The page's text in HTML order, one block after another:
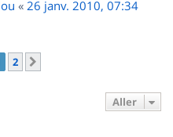
« 26 janv. 2010, 07:34
2
Aller